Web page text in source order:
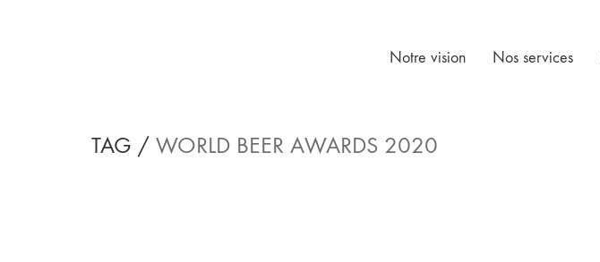
Notre vision Nos services
TAG / WORLD BEER AWARDS 2020